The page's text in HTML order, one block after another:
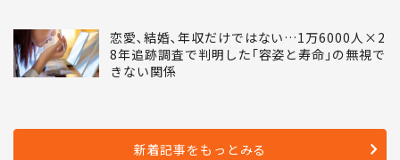
恋愛､結婚､年収だけではない…1万6000人×2
8年追跡調査で判明した｢容姿と寿命｣の無視で
きない関係
新着記事をもっとみる